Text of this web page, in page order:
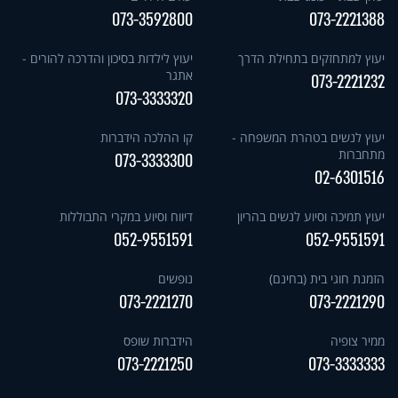
073-2221388
073-3592800
יעוץ למתחזקים בתחילת הדרך
073-2221232
יעוץ לילדות בסיכון והדרכה להורים -
אתגר
073-3333320
יעוץ לנשים בטהרת המשפחה -
מתחברות
02-6301516
קו ההלכה הידברות
073-3333300
יעוץ תמיכה וסיוע לנשים בהריון
052-9551591
דיווח וסיוע במקרי התבוללות
052-9551591
הזמנת חוגי בית (בחינם)
073-2221290
נופשים
073-2221270
ממיר צופיה
073-3333333
הידברות שופס
073-2221250